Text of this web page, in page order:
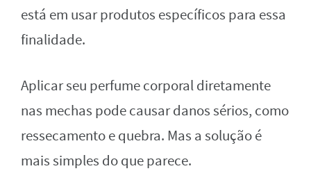
está em usar produtos específicos para essa
finalidade.
Aplicar seu perfume corporal diretamente
nas mechas pode causar danos sérios, como
ressecamento e quebra. Mas a solução é
mais simples do que parece.